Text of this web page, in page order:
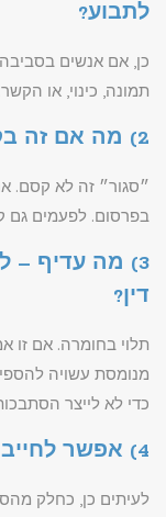
לתבוע?
כן, אם אנשים
תמונה, כינוי, או הקשר.
2) מה אם זה בקבוצת וואטסאפ ״סגורה״?
״סגור״ זה לא קסם.
בפרסום. לפעמים גם
3) מה עדיף –
דין?
תלוי בחומרה. אם
מנומסת עשויה
כדי לא לייצר
4) אפשר לחייב מחיקה והתנצלות?
לעיתים כן, כחלק